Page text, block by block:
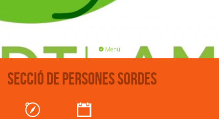
Menú
Secció de Persones Sordes